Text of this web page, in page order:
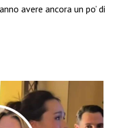
avere ancora un po’ di